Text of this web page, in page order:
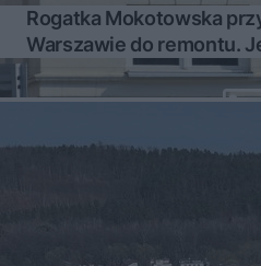
Rogatka Mokotowska
Warszawie do remontu.